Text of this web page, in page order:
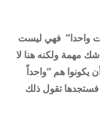
واحدا” فهي ليست
مهمة ولكنه هنا لا
يكونوا هم “واحداً
فستجدها تقول ذلك